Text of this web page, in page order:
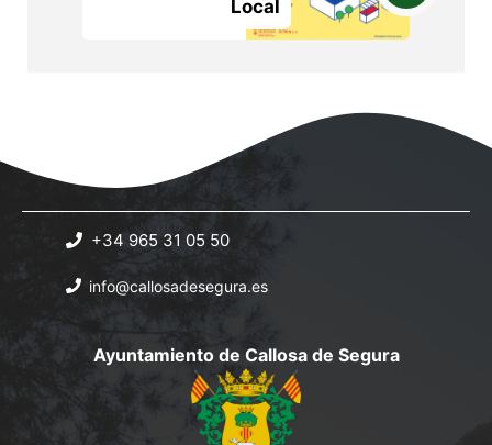
Local
+34 965 31 05 50
info@callosadesegura.es
Ayuntamiento de Callosa de Segura